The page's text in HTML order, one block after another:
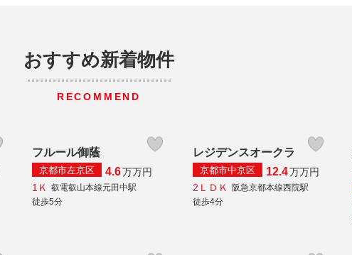
おすすめ新着物件
RECOMMEND
フルール御蔭
京都市左京区 4.6万万円
1Ｋ
叡電叡山本線元田中駅
徒歩5分
レジデンスオークラ
京都市中京区 12.4万万円
2ＬＤＫ
阪急京都本線西院駅
徒歩4分